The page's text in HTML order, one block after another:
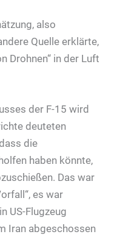
also
Quelle erklärte,
Drohnen“ in der Luft
der F-15 wird
deuteten
die
haben könnte,
Das war
es war
US-Flugzeug
Iran abgeschossen